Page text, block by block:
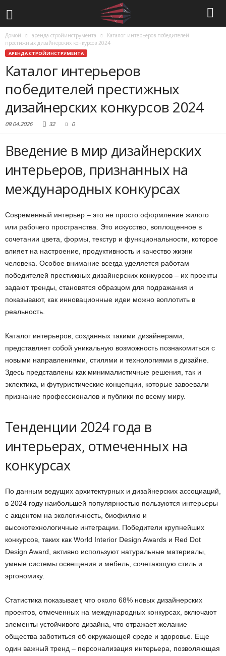
Домой аренда стройинструмента
Каталог интерьеров победителей
престижных дизайнерских конкурсов 2024
АРЕНДА СТРОЙИНСТРУМЕНТА
Каталог интерьеров
победителей престижных
дизайнерских конкурсов 2024
09.04.2026 32 0
Введение в мир дизайнерских
интерьеров, признанных на
международных конкурсах
Современный интерьер – это не просто оформление жилого
или рабочего пространства. Это искусство, воплощенное в
сочетании цвета, формы, текстур и функциональности, которое
влияет на настроение, продуктивность и качество жизни
человека. Особое внимание всегда уделяется работам
победителей престижных дизайнерских конкурсов – их проекты
задают тренды, становятся образцом для подражания и
показывают, как инновационные идеи можно воплотить в
реальность.
Каталог интерьеров, созданных такими дизайнерами,
представляет собой уникальную возможность познакомиться с
новыми направлениями, стилями и технологиями в дизайне.
Здесь представлены как минималистичные решения, так и
эклектика, и футуристические концепции, которые завоевали
признание профессионалов и публики по всему миру.
Тенденции 2024 года в
интерьерах, отмеченных на
конкурсах
По данным ведущих архитектурных и дизайнерских ассоциаций,
в 2024 году наибольшей популярностью пользуются интерьеры
с акцентом на экологичность, биофилию и
высокотехнологичные интеграции. Победители крупнейших
конкурсов, таких как World Interior Design Awards и Red Dot
Design Award, активно используют натуральные материалы,
умные системы освещения и мебель, сочетающую стиль и
эргономику.
Статистика показывает, что около 68% новых дизайнерских
проектов, отмеченных на международных конкурсах, включают
элементы устойчивого дизайна, что отражает желание
общества заботиться об окружающей среде и здоровье. Еще
один важный тренд – персонализация интерьера, позволяющая